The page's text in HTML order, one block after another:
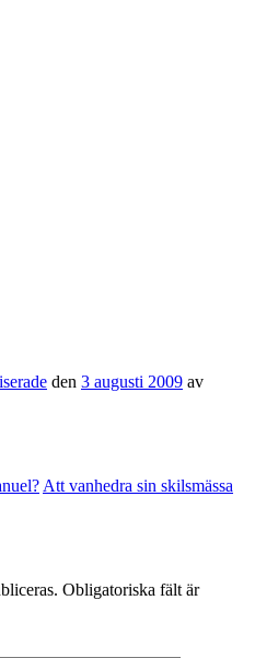
den 3 augusti 2009 av
Att vanhedra sin skilsmässa
Obligatoriska fält är